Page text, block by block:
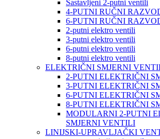
Sastavljeni 2-putni ventili
4-PUTNI RUČNI
6-PUTNI RUČNI
2-putni elektro ventili
3-putni elektro ventili
6-putni elektro ventili
8-putni elektro ventili
ELEKTRIČNI SMJERNI
2-PUTNI ELEKTRIČNI
3-PUTNI ELEKTRIČNI
6-PUTNI ELEKTRIČNI
8-PUTNI ELEKTRIČNI
MODULARNI 2-PUTNI
SMJERNI VENTILI
LINIJSKI-UPRAVLJAČKI